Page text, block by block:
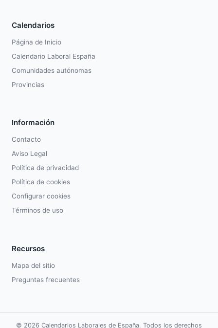
Calendarios
Página de Inicio
Calendario Laboral España
Comunidades autónomas
Provincias
Información
Contacto
Aviso Legal
Política de privacidad
Política de cookies
Configurar cookies
Términos de uso
Recursos
Mapa del sitio
Preguntas frecuentes
© 2026 Calendarios Laborales de España. Todos los derechos